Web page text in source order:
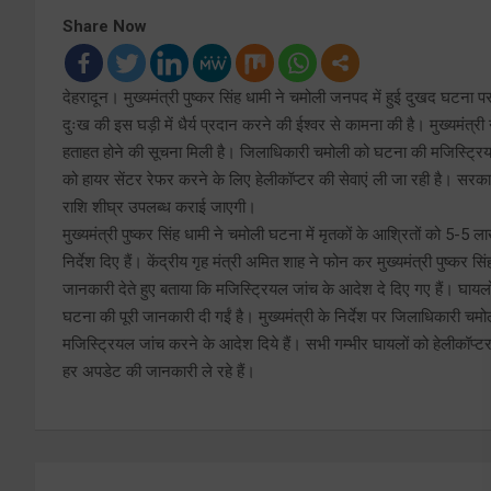
Share Now
देहरादून। मुख्यमंत्री पुष्कर सिंह धामी ने चमोली जनपद में हुई दुखद घटना
दुःख की इस घड़ी में धैर्य प्रदान करने की ईश्वर से कामना की है।
हताहत होने की सूचना मिली है। जिलाधिकारी चमोली को घटना की
को हायर सेंटर रेफर करने के लिए हेलीकॉप्टर की सेवाएं ली जा रही है।
राशि शीघ्र उपलब्ध कराई जाएगी।
मुख्यमंत्री पुष्कर सिंह धामी ने चमोली घटना में मृतकों के आश्रितों को 5-5
निर्देश दिए हैं। केंद्रीय गृह मंत्री अमित शाह ने फोन कर मुख्यमंत्री पुष्कर
जानकारी देते हुए बताया कि मजिस्ट्रियल जांच के आदेश दे दिए गए हैं।
घटना की पूरी जानकारी दी गईं है। मुख्यमंत्री के निर्देश पर जिलाधिकारी
मजिस्ट्रियल जांच करने के आदेश दिये हैं। सभी गम्भीर घायलों को
हर अपडेट की जानकारी ले रहे हैं।